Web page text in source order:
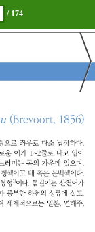
/ 174